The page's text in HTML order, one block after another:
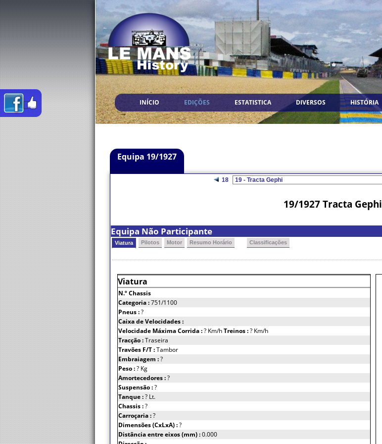
INÍCIO EDIÇÕES ESTATISTICA DIVERSOS HISTÓRIA
Equipa 19/1927
18
19/1927 Tracta Gephi
Equipa Não Participante
Viatura Pilotos Motor Resumo Horário Classificações
Viatura
N.º Chassis
Categoria :751/1100
Pneus :?
Caixa de Velocidades :
Velocidade Máxima Corrida :? Km/hTreinos :? Km/h
Tracção :Traseira
Travões F/T :Tambor
Embraiagem :?
Peso :? Kg
Amortecedores :?
Suspensão :?
Tanque :? Lt.
Chassis :?
Carroçaria :?
Dimensões (CxLxA) :?
Distância entre eixos (mm) :0.000